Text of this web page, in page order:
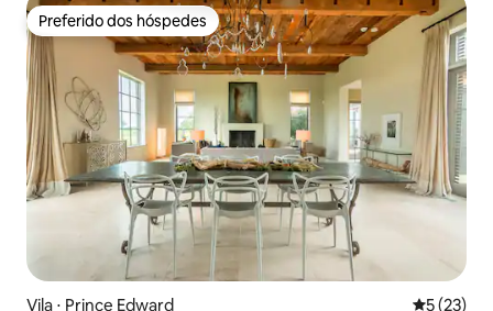
Preferido dos hóspedes
Preferido dos hóspedes
Vila ⋅ Prince Edward 5 de uma
5 (23)